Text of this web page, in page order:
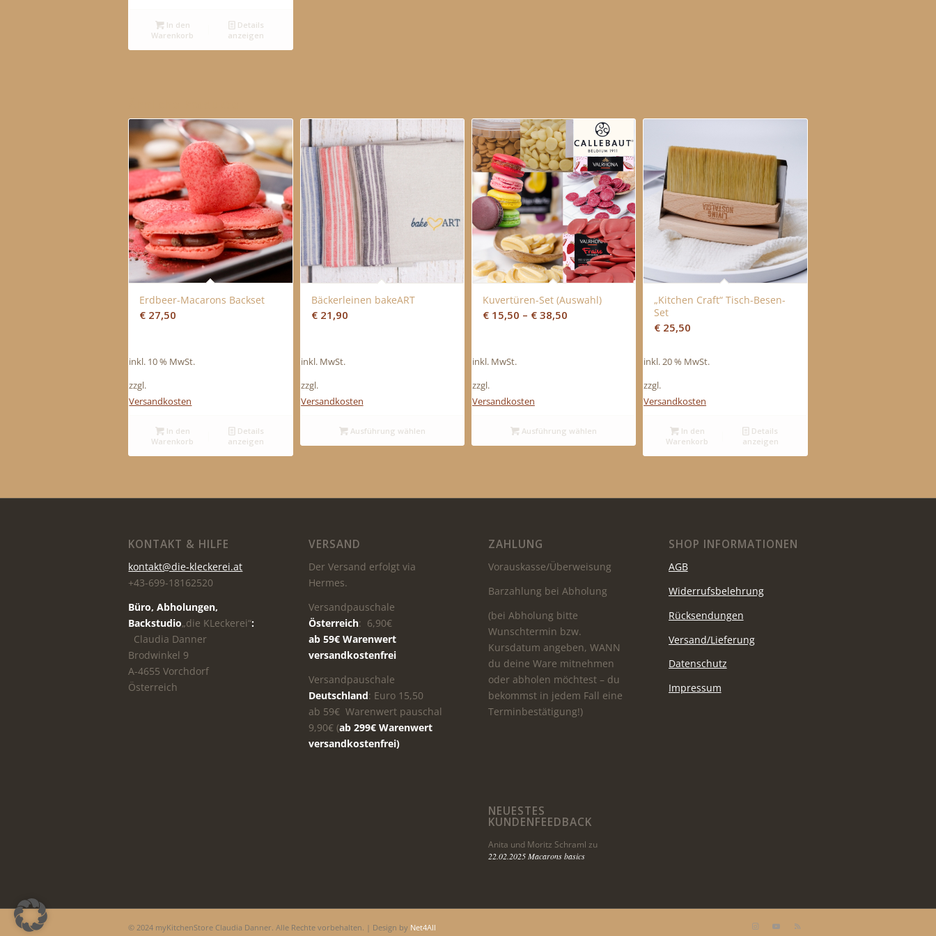
In den
Warenkorb
Details
anzeigen
Erdbeer-Macarons Backset
€ 27,50
inkl. 10 % MwSt.
zzgl.
Versandkosten
In den
Warenkorb
Details
anzeigen
Bäckerleinen bakeART
€21,90
inkl. MwSt.
zzgl.
Versandkosten
Ausführung wählen
Kuvertüren-Set (Auswahl)
€15,50 – €38,50
inkl. MwSt.
zzgl.
Versandkosten
Ausführung wählen
„Kitchen Craft“ Tisch-Besen-
Set
€ 25,50
inkl. 20 % MwSt.
zzgl.
Versandkosten
In den
Warenkorb
Details
anzeigen
KONTAKT & HILFE
kontakt@die-kleckerei.at
+43-699-18162520
Büro, Abholungen,
Backstudio„die KLeckerei“:
Claudia Danner
Brodwinkel 9
A-4655 Vorchdorf
Österreich
VERSAND
Der Versand erfolgt via
Hermes.
Versandpauschale
Österreich: 6,90€
ab 59€ Warenwert
versandkostenfrei
Versandpauschale
Deutschland: Euro 15,50
ab 59€ Warenwert pauschal
9,90€ (ab 299€ Warenwert
versandkostenfrei)
ZAHLUNG
Vorauskasse/Überweisung
Barzahlung bei Abholung
(bei Abholung bitte
Wunschtermin bzw.
Kursdatum angeben, WANN
du deine Ware mitnehmen
oder abholen möchtest – du
bekommst in jedem Fall eine
Terminbestätigung!)
NEUESTES
KUNDENFEEDBACK
Anita und Moritz Schraml zu
22.02.2025 Macarons basics
SHOP INFORMATIONEN
AGB
Widerrufsbelehrung
Rücksendungen
Versand/Lieferung
Datenschutz
Impressum
© 2024 myKitchenStore Claudia Danner. Alle Rechte vorbehalten. | Design by Net4All